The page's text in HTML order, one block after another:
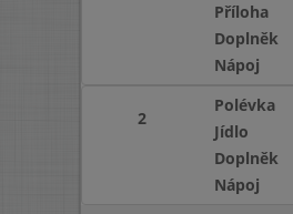
Příloha
Doplněk
Nápoj
2
Polévka
Jídlo
Doplněk
Nápoj